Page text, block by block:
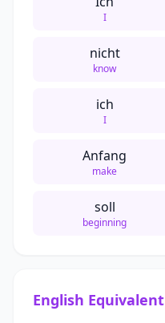
I
nicht
know
ich
I
Anfang
make
soll
beginning
English Equivalent